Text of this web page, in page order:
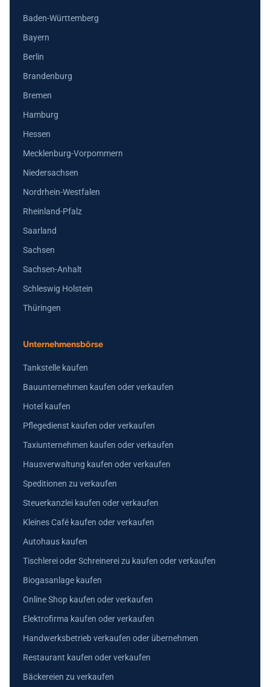
Baden-Württemberg
Bayern
Berlin
Brandenburg
Bremen
Hamburg
Hessen
Mecklenburg-Vorpommern
Niedersachsen
Nordrhein-Westfalen
Rheinland-Pfalz
Saarland
Sachsen
Sachsen-Anhalt
Schleswig Holstein
Thüringen
Unternehmensbörse
Tankstelle kaufen
Bauunternehmen kaufen oder verkaufen
Hotel kaufen
Pflegedienst kaufen oder verkaufen
Taxiunternehmen kaufen oder verkaufen
Hausverwaltung kaufen oder verkaufen
Speditionen zu verkaufen
Steuerkanzlei kaufen oder verkaufen
Kleines Café kaufen oder verkaufen
Autohaus kaufen
Tischlerei oder Schreinerei zu kaufen oder verkaufen
Biogasanlage kaufen
Online Shop kaufen oder verkaufen
Elektrofirma kaufen oder verkaufen
Handwerksbetrieb verkaufen oder übernehmen
Restaurant kaufen oder verkaufen
Bäckereien zu verkaufen